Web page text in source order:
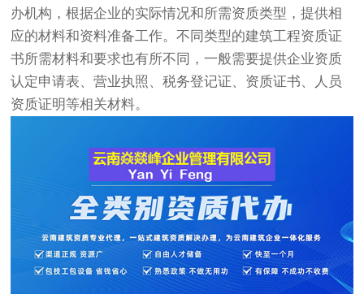
办机构，根据企业的实际情况和所需资质类型，提供相
应的材料和资料准备工作。不同类型的建筑工程资质证
书所需材料和要求也有所不同，一般需要提供企业资质
认定申请表、营业执照、税务登记证、资质证书、人员
资质证明等相关材料。